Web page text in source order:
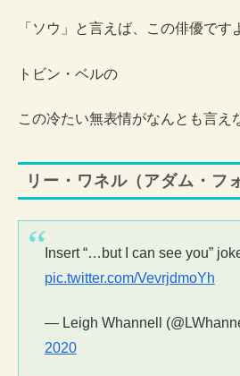
「ソウ」と言えば、この俳優です
トビン・ベルの
この冷たい無表情がなんとも言え
リー・ワネル（アダム・フ
Insert “…but I can see you”
pic.twitter.com/VevrjdmoYh
— Leigh Whannell
2020